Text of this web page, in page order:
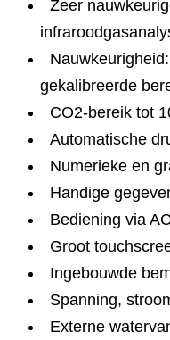
Zeer
gekalibreerde
CO2-bereik tot
Automatische
Numerieke en
Handige
Bediening via
Groot
Ingebouwde
Spanning,
Externe